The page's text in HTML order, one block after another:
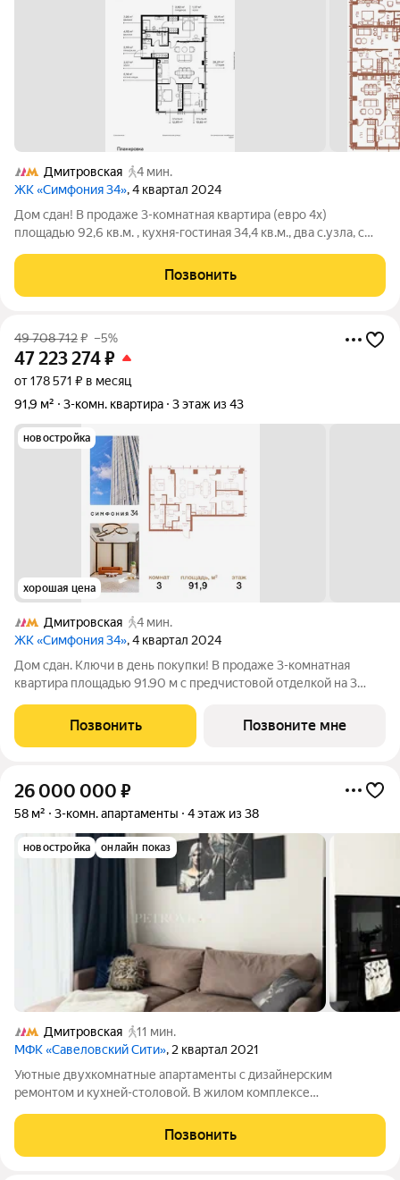
Дмитровская
4 мин.
ЖК «Симфония 34», 4 квартал 2024
Дом сдан! В продаже 3-комнатная квартира (евро 4х)
площадью 92,6 кв.м. , кухня-гостиная 34,4 кв.м., два с.узла, с
этажной башне. Вид на Тимирязевский парк и Останкино! ЖК
Симфония 34 жилой
Позвонить
49 708 712₽ –5%
47 223 274₽
от 178 571 ₽ в месяц
91,9 м²
3-комн. квартира 3 этаж из 43
новостройка
хорошая цена
Дмитровская
4 мин.
ЖК «Симфония 34», 4 квартал 2024
Дом сдан. Ключи в день покупки! В продаже 3-комнатная
квартира площадью 91.90 м с предчистовой отделкой на 3
концептуально новый жилой комплекс премиум-класса с
подземной парковкой, состоит
Позвонить Позвоните мне
26 000 000 ₽
58 м² 3-комн. апартаменты 4 этаж из 38
новостройка онлайн показ
Дмитровская
11 мин.
МФК «Савеловский Сити», 2 квартал 2021
Уютные двухкомнатные апартаменты с дизайнерским
ремонтом и кухней-столовой. В жилом комплексе
апартаментов общей площадью 58 м, включая просторную
кухню-гостиную площадью 18 м и жилую зону площадью
Позвонить